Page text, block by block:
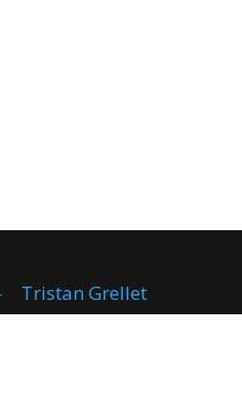
Grellet